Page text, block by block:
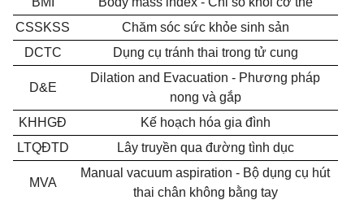
CSSKSS
Chăm sóc sức khỏe sinh sản
DCTC
Dụng cụ tránh thai trong tử cung
D&E
Dilation and Evacuation - Phương pháp
nong và gắp
KHHGĐ
Kế hoạch hóa gia đình
LTQĐTD
Lây truyền qua đường tình dục
MVA
Manual vacuum aspiration - Bộ dụng cụ hút
thai chân không bằng tay